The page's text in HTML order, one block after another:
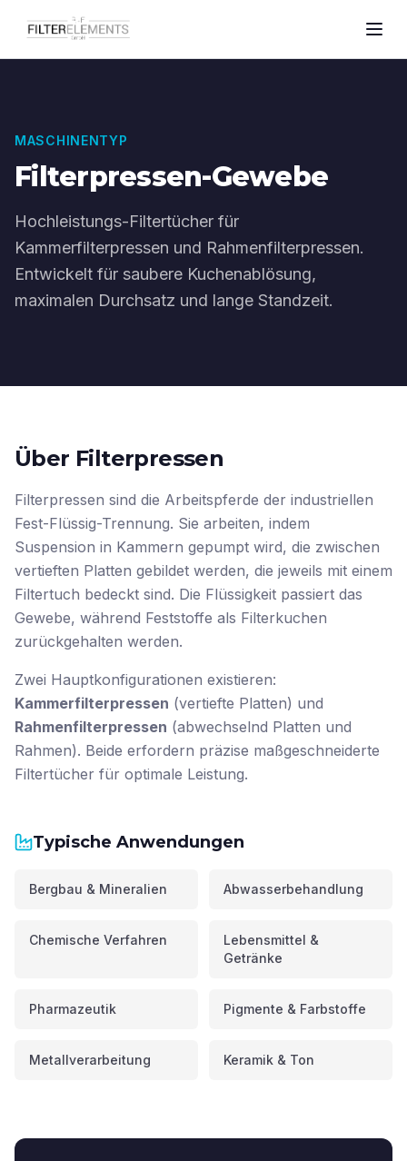
MASCHINENTYP
Filterpressen-Gewebe
Hochleistungs-Filtertücher für
Kammerfilterpressen und Rahmenfilterpressen.
Entwickelt für saubere Kuchenablösung,
maximalen Durchsatz und lange Standzeit.
Über Filterpressen
Filterpressen sind die Arbeitspferde der industriellen
Fest-Flüssig-Trennung. Sie arbeiten, indem
Suspension in Kammern gepumpt wird, die zwischen
vertieften Platten gebildet werden, die jeweils mit einem
Filtertuch bedeckt sind. Die Flüssigkeit passiert das
Gewebe, während Feststoffe als Filterkuchen
zurückgehalten werden.
Zwei Hauptkonfigurationen existieren:
Kammerfilterpressen (vertiefte Platten) und
Rahmenfilterpressen (abwechselnd Platten und
Rahmen). Beide erfordern präzise maßgeschneiderte
Filtertücher für optimale Leistung.
Typische Anwendungen
Bergbau & Mineralien Abwasserbehandlung
Chemische Verfahren
Lebensmittel &
Getränke
Pharmazeutik Pigmente & Farbstoffe
Metallverarbeitung Keramik & Ton